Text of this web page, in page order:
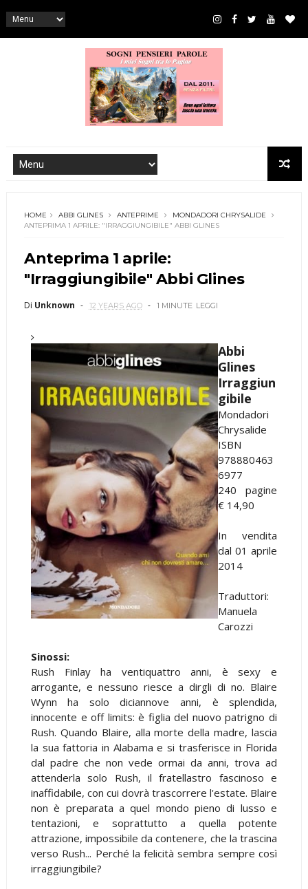
HOME ABBI GLINES ANTEPRIME
MONDADORI CHRYSALIDE
ANTEPRIMA 1 APRILE: "IRRAGGIUNGIBILE" ABBI GLINES
Anteprima 1 aprile:
"Irraggiungibile" Abbi Glines
Di Unknown 12 YEARS AGO 1 MINUTE LEGGI
Abbi
Glines
Irraggiun
gibile
Mondadori
Chrysalide
ISBN
978880463
6977
240 pagine
€ 14,90
In vendita
dal 01 aprile
2014
Traduttori:
Manuela
Carozzi
Sinossi:
Rush Finlay ha ventiquattro anni, è sexy e
arrogante, e nessuno riesce a dirgli di no. Blaire
Wynn ha solo diciannove anni, è splendida,
innocente e off limits: è figlia del nuovo patrigno di
Rush. Quando Blaire, alla morte della madre, lascia
la sua fattoria in Alabama e si trasferisce in Florida
dal padre che non vede ormai da anni, trova ad
attenderla solo Rush, il fratellastro fascinoso e
inaffidabile, con cui dovrà trascorrere l'estate. Blaire
non è preparata a quel mondo pieno di lusso e
tentazioni, e soprattutto a quella potente
attrazione, impossibile da contenere, che la trascina
verso Rush... Perché la felicità sembra sempre così
irraggiungibile?